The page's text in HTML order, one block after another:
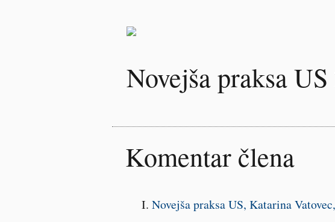
Novejša praksa
Komentar člena
Novejša praksa US, Katarina